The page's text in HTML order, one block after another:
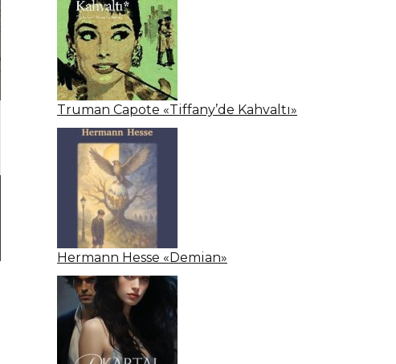
Truman Capote «Tiffany’de Kahvaltı»
Hermann Hesse «Demian»